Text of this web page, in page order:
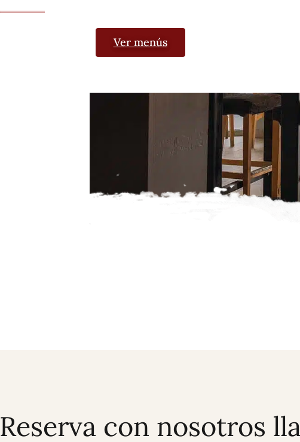
Ver menús
Reserva con nosotros